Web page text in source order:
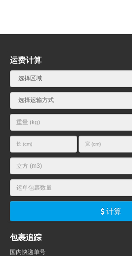
运费计算
计算
包裹追踪
国内快递单号